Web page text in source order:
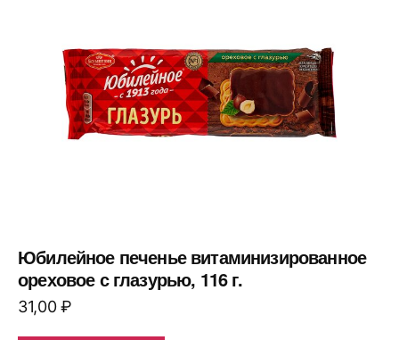
Юбилейное печенье витаминизированное
ореховое с глазурью, 116 г.
31,00₽